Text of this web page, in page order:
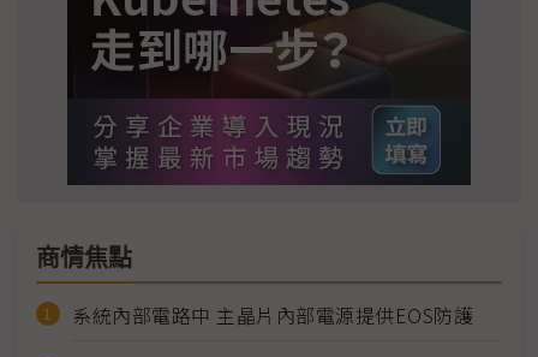
商情焦點
系統內部電路中 主晶片內部電源提供EOS防護